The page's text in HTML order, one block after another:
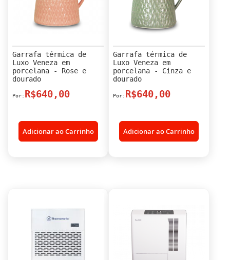
Garrafa térmica de
Luxo Veneza em
porcelana - Rose e
dourado
R$640,00
Adicionar ao Carrinho
Garrafa térmica de
Luxo Veneza em
porcelana - Cinza e
dourado
R$640,00
Adicionar ao Carrinho